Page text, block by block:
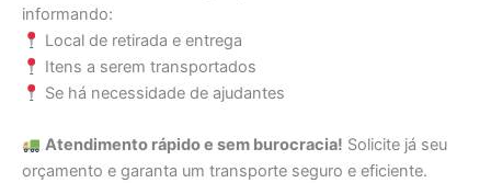
informando:
Local de retirada e entrega
Itens a serem transportados
Se há necessidade de ajudantes
Atendimento rápido e sem burocracia! Solicite já seu
orçamento e garanta um transporte seguro e eficiente.